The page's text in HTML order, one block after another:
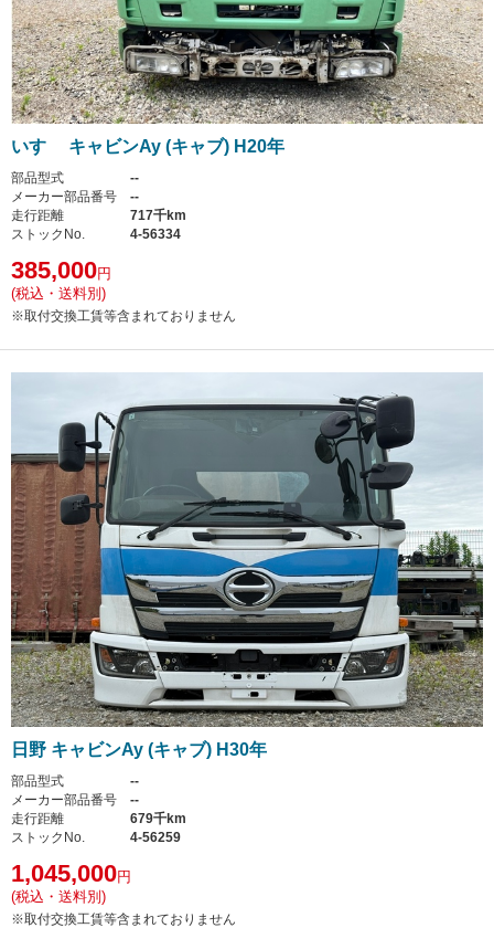
いすゞ キャビンAy (キャブ) H20年
部品型式
--
メーカー部品番号
--
走行距離
717千km
ストックNo.
4-56334
385,000円
(税込・送料別)
※取付交換工賃等含まれておりません
日野 キャビンAy (キャブ) H30年
部品型式
--
メーカー部品番号
--
走行距離
679千km
ストックNo.
4-56259
1,045,000円
(税込・送料別)
※取付交換工賃等含まれておりません